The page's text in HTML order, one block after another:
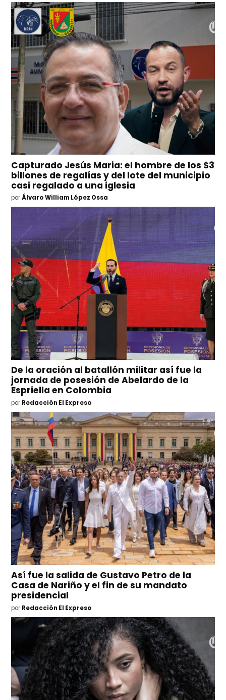
Capturado Jesús Maria: el hombre de los $3
billones de regalías y del lote del municipio
casi regalado a una iglesia
por Álvaro William López Ossa
De la oración al batallón militar así fue la
jornada de posesión de Abelardo de la
Espriella en Colombia
por Redacción El Expreso
Así fue la salida de Gustavo Petro de la
Casa de Nariño y el fin de su mandato
presidencial
por Redacción El Expreso